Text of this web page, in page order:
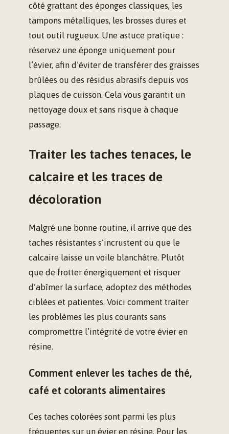
côté grattant des éponges classiques, les
tampons métalliques, les brosses dures et
tout outil rugueux. Une astuce pratique :
réservez une éponge uniquement pour
l’évier, afin d’éviter de transférer des graisses
brûlées ou des résidus abrasifs depuis vos
plaques de cuisson. Cela vous garantit un
nettoyage doux et sans risque à chaque
passage.
Traiter les taches tenaces, le
calcaire et les traces de
décoloration
Malgré une bonne routine, il arrive que des
taches résistantes s’incrustent ou que le
calcaire laisse un voile blanchâtre. Plutôt
que de frotter énergiquement et risquer
d’abîmer la surface, adoptez des méthodes
ciblées et patientes. Voici comment traiter
les problèmes les plus courants sans
compromettre l’intégrité de votre évier en
résine.
Comment enlever les taches de thé,
café et colorants alimentaires
Ces taches colorées sont parmi les plus
fréquentes sur un évier en résine. Pour les